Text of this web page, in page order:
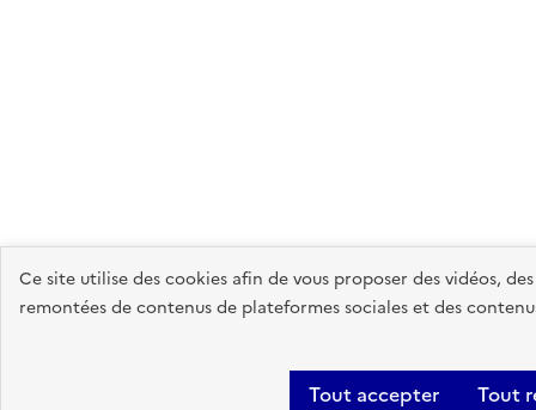
Ce site utilise des cookies afin de vous proposer des vidéos,
remontées de contenus de plateformes sociales et des
Tout accepter Tout